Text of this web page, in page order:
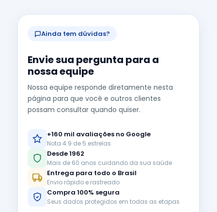
Ainda tem dúvidas?
Envie sua pergunta para a
nossa equipe
Nossa equipe responde diretamente nesta
página para que você e outros clientes
possam consultar quando quiser.
+160 mil avaliações no Google
Nota 4.9 de 5 estrelas
Desde 1962
Mais de 60 anos cuidando da sua saúde
Entrega para todo o Brasil
Envio rápido e rastreado
Compra 100% segura
Seus dados protegidos em todas as etapas